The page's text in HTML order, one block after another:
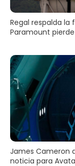
Regal respalda
Paramount
James Cameron
noticia para